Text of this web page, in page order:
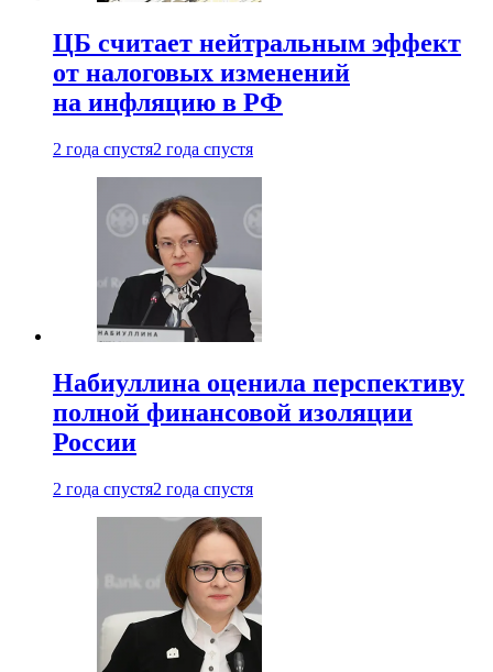
ЦБ считает нейтральным эффект
от налоговых изменений
на инфляцию в РФ
2 года спустя2 года спустя
Набиуллина оценила перспективу
полной финансовой изоляции
России
2 года спустя2 года спустя